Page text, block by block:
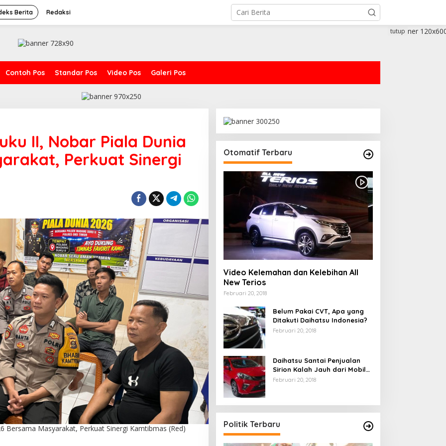
Berita Redaksi
Contoh Pos Standar Pos Video Pos Galeri Pos
tutup
II, Nobar Piala Dunia
Perkuat Sinergi
Bersama Masyarakat, Perkuat Sinergi Kamtibmas (Red)
Otomatif Terbaru
Video Kelemahan dan Kelebihan All
New Terios
Februari 20, 2018
Belum Pakai CVT, Apa yang
Ditakuti Daihatsu Indonesia?
Februari 20, 2018
Daihatsu Santai Penjualan
Sirion Kalah Jauh dari Mobil
LCGC
Februari 20, 2018
Politik Terbaru